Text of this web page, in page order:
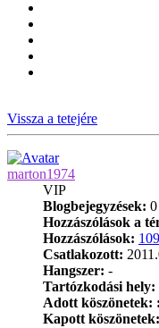
Vissza a tetejére
marton1974
VIP
Blogbejegyzések: 0
Hozzászólások a
Hozzászólások:
Csatlakozott:
Hangszer: -
Tartózkodási hely:
Adott köszönetek: :
Kapott